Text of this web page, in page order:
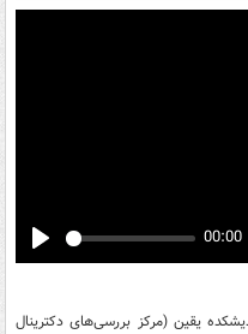
Play
00:00
یقین (مرکز بررسی‌های دکترینال